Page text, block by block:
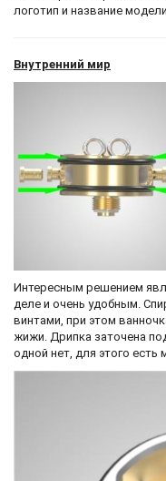
логотип и название модели.
Внутренний мир
Интересным решением
деле и очень удобным.
винтами, при этом
жижи. Дрипка заточена
одной нет, для этого